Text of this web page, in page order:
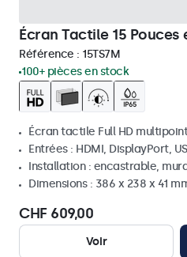
Écran Tactile 15 Pouces
Référence : 15TS7M
100+ pièces en stock
Écran tactile Full HD multipoint
Entrées : HDMI, DisplayPort,
Installation : encastrable,
Dimensions : 386 x 238 x 41
CHF 609,00
Voir